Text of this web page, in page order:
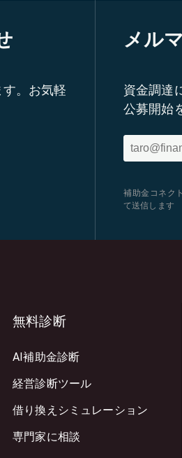
。お気軽
メル
資金調達
公募開始
補助金コネク
て送信します
無料診断
AI補助金診断
経営診断ツール
借り換えシミュレーション
専門家に相談